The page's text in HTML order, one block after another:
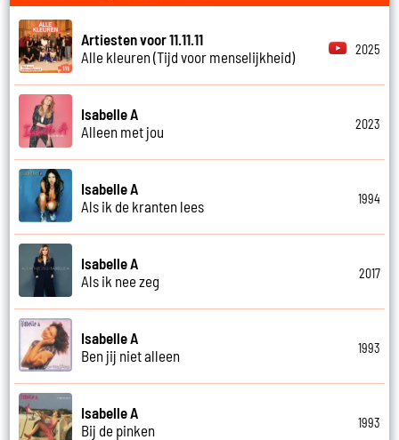
Artiesten voor 11.11.11
Alle kleuren (Tijd voor menselijkheid)
2025
Isabelle A
Alleen met jou
2023
Isabelle A
Als ik de kranten lees
1994
Isabelle A
Als ik nee zeg
2017
Isabelle A
Ben jij niet alleen
1993
Isabelle A
Bij de pinken
1993